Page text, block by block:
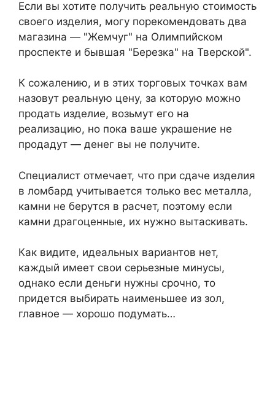
Если вы хотите получить реальную стоимость
своего изделия, могу порекомендовать два
магазина — "Жемчуг" на Олимпийском
проспекте и бывшая "Березка" на Тверской".
К сожалению, и в этих торговых точках вам
назовут реальную цену, за которую можно
продать изделие, возьмут его на
реализацию, но пока ваше украшение не
продадут — денег вы не получите.
Специалист отмечает, что при сдаче изделия
в ломбард учитывается только вес металла,
камни не берутся в расчет, поэтому если
камни драгоценные, их нужно вытаскивать.
Как видите, идеальных вариантов нет,
каждый имеет свои серьезные минусы,
однако если деньги нужны срочно, то
придется выбирать наименьшее из зол,
главное — хорошо подумать…